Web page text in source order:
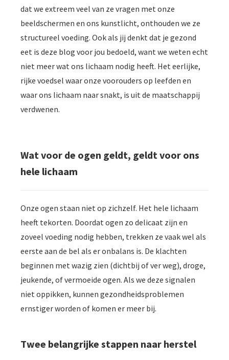
dat we extreem veel van ze vragen met onze
beeldschermen en ons kunstlicht, onthouden we ze
structureel voeding. Ook als jij denkt dat je gezond
eet is deze blog voor jou bedoeld, want we weten echt
niet meer wat ons lichaam nodig heeft. Het eerlijke,
rijke voedsel waar onze voorouders op leefden en
waar ons lichaam naar snakt, is uit de maatschappij
verdwenen.
Wat voor de ogen geldt, geldt voor ons
hele lichaam
Onze ogen staan niet op zichzelf. Het hele lichaam
heeft tekorten. Doordat ogen zo delicaat zijn en
zoveel voeding nodig hebben, trekken ze vaak wel als
eerste aan de bel als er onbalans is. De klachten
beginnen met wazig zien (dichtbij of ver weg), droge,
jeukende, of vermoeide ogen. Als we deze signalen
niet oppikken, kunnen gezondheidsproblemen
ernstiger worden of komen er meer bij.
Twee belangrijke stappen naar herstel